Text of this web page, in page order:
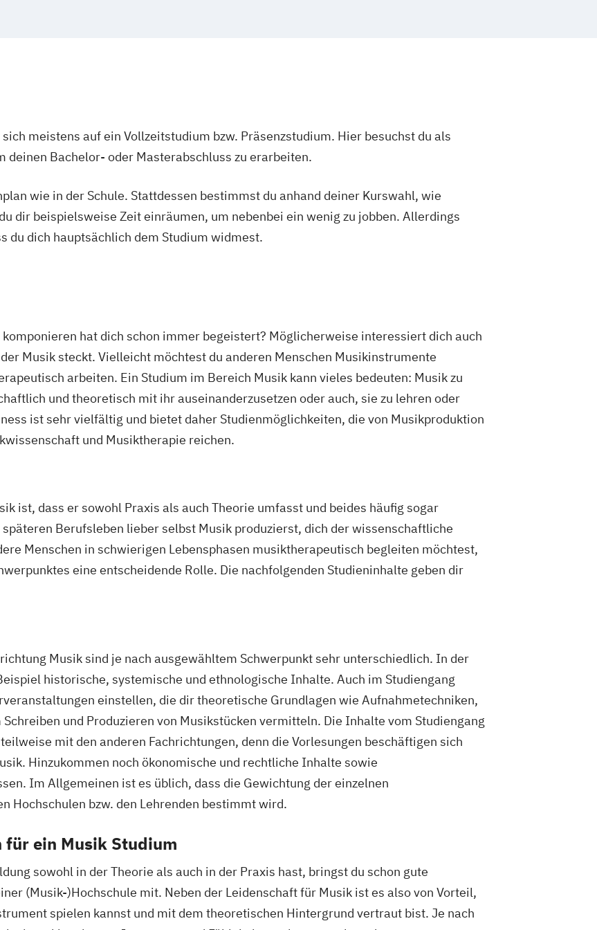
meistens auf ein Vollzeitstudium bzw. Präsenzstudium. Hier besuchst du als
deinen Bachelor- oder Masterabschluss zu erarbeiten.
wie in der Schule. Stattdessen bestimmst du anhand deiner Kurswahl, wie
dir beispielsweise Zeit einräumen, um nebenbei ein wenig zu jobben. Allerdings
du dich hauptsächlich dem Studium widmest.
hat dich schon immer begeistert? Möglicherweise interessiert dich auch
Musik steckt. Vielleicht möchtest du anderen Menschen Musikinstrumente
arbeiten. Ein Studium im Bereich Musik kann vieles bedeuten: Musik zu
und theoretisch mit ihr auseinanderzusetzen oder auch, sie zu lehren oder
ist sehr vielfältig und bietet daher Studienmöglichkeiten, die von Musikproduktion
und Musiktherapie reichen.
ist, dass er sowohl Praxis als auch Theorie umfasst und beides häufig sogar
Berufsleben lieber selbst Musik produzierst, dich der wissenschaftliche
Menschen in schwierigen Lebensphasen musiktherapeutisch begleiten möchtest,
eine entscheidende Rolle. Die nachfolgenden Studieninhalte geben dir
Musik sind je nach ausgewähltem Schwerpunkt sehr unterschiedlich. In der
historische, systemische und ethnologische Inhalte. Auch im Studiengang
einstellen, die dir theoretische Grundlagen wie Aufnahmetechniken,
und Produzieren von Musikstücken vermitteln. Die Inhalte vom Studiengang
mit den anderen Fachrichtungen, denn die Vorlesungen beschäftigen sich
Hinzukommen noch ökonomische und rechtliche Inhalte sowie
Im Allgemeinen ist es üblich, dass die Gewichtung der einzelnen
Hochschulen bzw. den Lehrenden bestimmt wird.
für ein Musik Studium
sowohl in der Theorie als auch in der Praxis hast, bringst du schon gute
(Musik-)Hochschule mit. Neben der Leidenschaft für Musik ist es also von Vorteil,
spielen kannst und mit dem theoretischen Hintergrund vertraut bist. Je nach